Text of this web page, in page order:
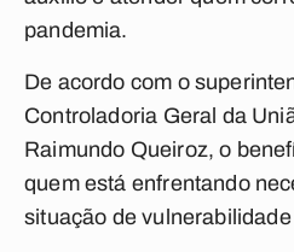
pandemia.
De acordo com o
Controladoria Geral da
Raimundo Queiroz, o
quem está enfrentando
situação de